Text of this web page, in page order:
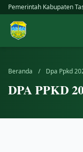
Skip
content
Pemerintah Kabupaten
Beranda / Dpa Ppkd
DPA PPKD